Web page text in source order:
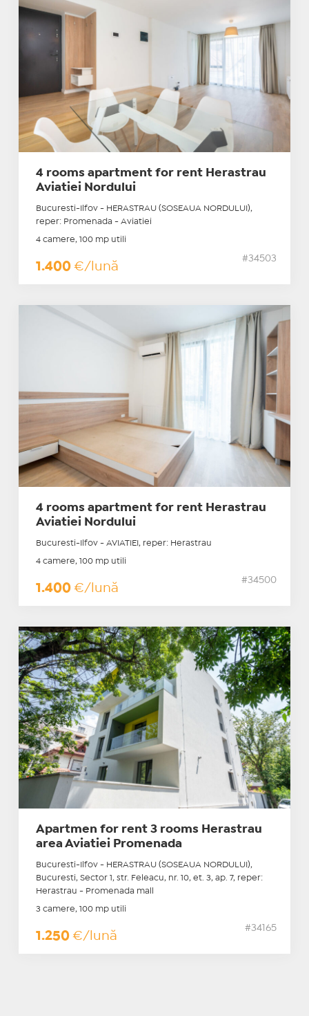
4 rooms apartment for rent Herastrau
Aviatiei Nordului
Bucuresti-Ilfov - HERASTRAU (SOSEAUA NORDULUI),
reper: Promenada - Aviatiei
4 camere, 100 mp utili
1.400 €/lună
#34503
4 rooms apartment for rent Herastrau
Aviatiei Nordului
Bucuresti-Ilfov - AVIATIEI, reper: Herastrau
4 camere, 100 mp utili
1.400 €/lună
#34500
Apartmen for rent 3 rooms Herastrau
area Aviatiei Promenada
Bucuresti-Ilfov - HERASTRAU (SOSEAUA NORDULUI),
Bucuresti, Sector 1, str. Feleacu, nr. 10, et. 3, ap. 7, reper:
Herastrau - Promenada mall
3 camere, 100 mp utili
1.250 €/lună
#34165